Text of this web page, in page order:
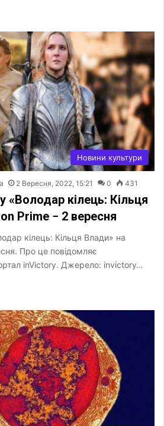
Новини культури
2 Вересня, 2022, 15:21 0 431
«Володар кілець: Кільця
Prime − 2 вересня
кілець: Кільця Влади» на
Про це повідомляє
inVictory. Джерело: invictory…